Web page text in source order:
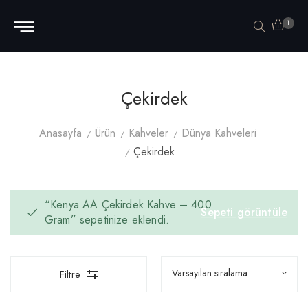
1
Çekirdek
Anasayfa Ürün Kahveler
Dünya Kahveleri
Çekirdek
Sepeti görüntüle
“Kenya AA Çekirdek Kahve – 400
Gram” sepetinize eklendi.
Filtre